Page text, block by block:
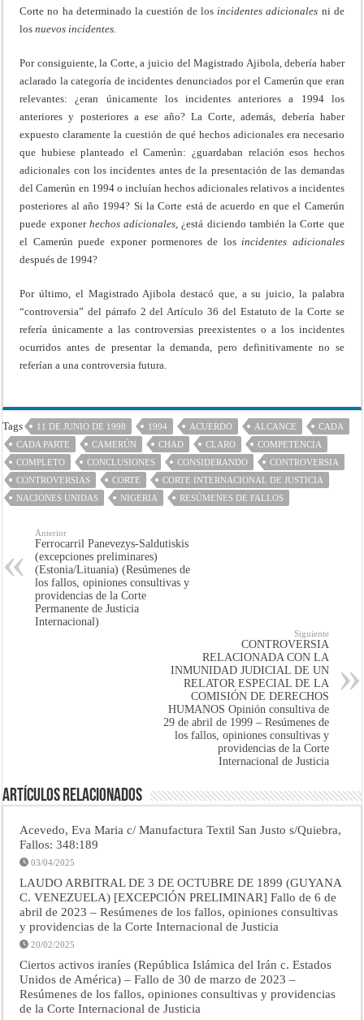
Corte no ha determinado la cuestión de los incidentes adicionales ni de
losnuevos incidentes.
Por consiguiente, la Corte, a juicio del Magistrado Ajibola, debería haber
aclarado la categoría de incidentes denunciados por el Camerún que eran
relevantes: ¿eran únicamente los incidentes anteriores a 1994 los
anteriores y posteriores a ese año? La Corte, además, debería haber
expuesto claramente la cuestión de qué hechos adicionales era necesario
que hubiese planteado el Camerún: ¿guardaban relación esos hechos
adicionales con los incidentes antes de la presentación de las demandas
del Camerún en 1994 o incluían hechos adicionales relativos a incidentes
posteriores al año 1994? Si la Corte está de acuerdo en que el Camerún
puede exponer hechos adicionales, ¿está diciendo también la Corte que
el Camerún puede exponer pormenores de los incidentes adicionales
después de 1994?
Por último, el Magistrado Ajibola destacó que, a su juicio, la palabra
“controversia” del párrafo 2 del Artículo 36 del Estatuto de la Corte se
refería únicamente a las controversias preexistentes o a los incidentes
ocurridos antes de presentar la demanda, pero definitivamente no se
referían a una controversia futura.
Tags 11 DE JUNIO DE 1998 1994 ACUERDO ALCANCE
CADA
CADA PARTE
CAMERÚN CHAD CLARO
COMPETENCIA
COMPLETO
CONCLUSIONES CONSIDERANDO
CONTROVERSIA
CONTROVERSIAS
CORTE
CORTE INTERNACIONAL DE JUSTICIA
NACIONES UNIDAS
NIGERIA RESÚMENES DE FALLOS
Anterior
Ferrocarril Panevezys-Saldutiskis
(excepciones preliminares)
(Estonia/Lituania) (Resúmenes de
los fallos, opiniones consultivas y
providencias de la Corte
Permanente de Justicia
Internacional)
Siguiente
CONTROVERSIA
RELACIONADA CON LA
INMUNIDAD JUDICIAL DE UN
RELATOR ESPECIAL DE LA
COMISIÓN DE DERECHOS
HUMANOS Opinión consultiva de
29 de abril de 1999 – Resúmenes de
los fallos, opiniones consultivas y
providencias de la Corte
Internacional de Justicia
Artículos Relacionados
Acevedo, Eva Maria c/ Manufactura Textil San Justo s/Quiebra,
Fallos: 348:189
03/04/2025
LAUDO ARBITRAL DE 3 DE OCTUBRE DE 1899 (GUYANA
C. VENEZUELA) [EXCEPCIÓN PRELIMINAR] Fallo de 6 de
abril de 2023 – Resúmenes de los fallos, opiniones consultivas
y providencias de la Corte Internacional de Justicia
20/02/2025
Ciertos activos iraníes (República Islámica del Irán c. Estados
Unidos de América) – Fallo de 30 de marzo de 2023 –
Resúmenes de los fallos, opiniones consultivas y providencias
de la Corte Internacional de Justicia